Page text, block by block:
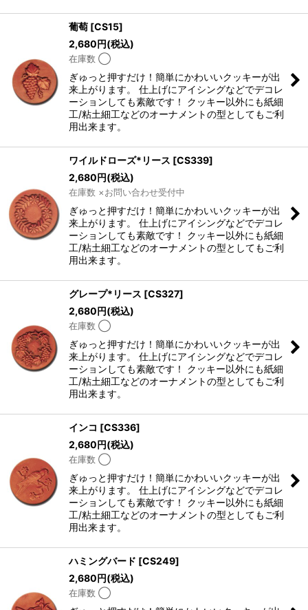
葡萄 [CS15]
2,680円(税込)
在庫数 ◯
ぎゅっと押すだけ！簡単にかわいいクッキーが出
来上がります。 仕上げにアイシングなどでデコレ
ーションしても素敵です！ クッキー以外にも紙細
工/粘土細工などのオーナメントの型としてもご利
用出来ます。
ワイルドローズ*リース [CS339]
2,680円(税込)
在庫数 ×お問い合わせ受付中
ぎゅっと押すだけ！簡単にかわいいクッキーが出
来上がります。 仕上げにアイシングなどでデコレ
ーションしても素敵です！ クッキー以外にも紙細
工/粘土細工などのオーナメントの型としてもご利
用出来ます。
グレープ*リース [CS327]
2,680円(税込)
在庫数 ◯
ぎゅっと押すだけ！簡単にかわいいクッキーが出
来上がります。 仕上げにアイシングなどでデコレ
ーションしても素敵です！ クッキー以外にも紙細
工/粘土細工などのオーナメントの型としてもご利
用出来ます。
インコ [CS336]
2,680円(税込)
在庫数 ◯
ぎゅっと押すだけ！簡単にかわいいクッキーが出
来上がります。 仕上げにアイシングなどでデコレ
ーションしても素敵です！ クッキー以外にも紙細
工/粘土細工などのオーナメントの型としてもご利
用出来ます。
ハミングバード [CS249]
2,680円(税込)
在庫数 ◯